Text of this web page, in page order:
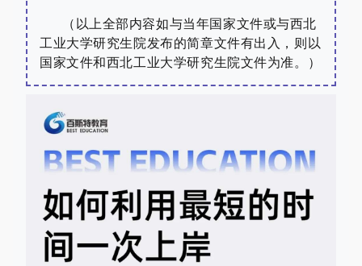
（以上全部内容如与当年国家文件或与西北
工业大学研究生院发布的简章文件有出入，则以
国家文件和西北工业大学研究生院文件为准。）